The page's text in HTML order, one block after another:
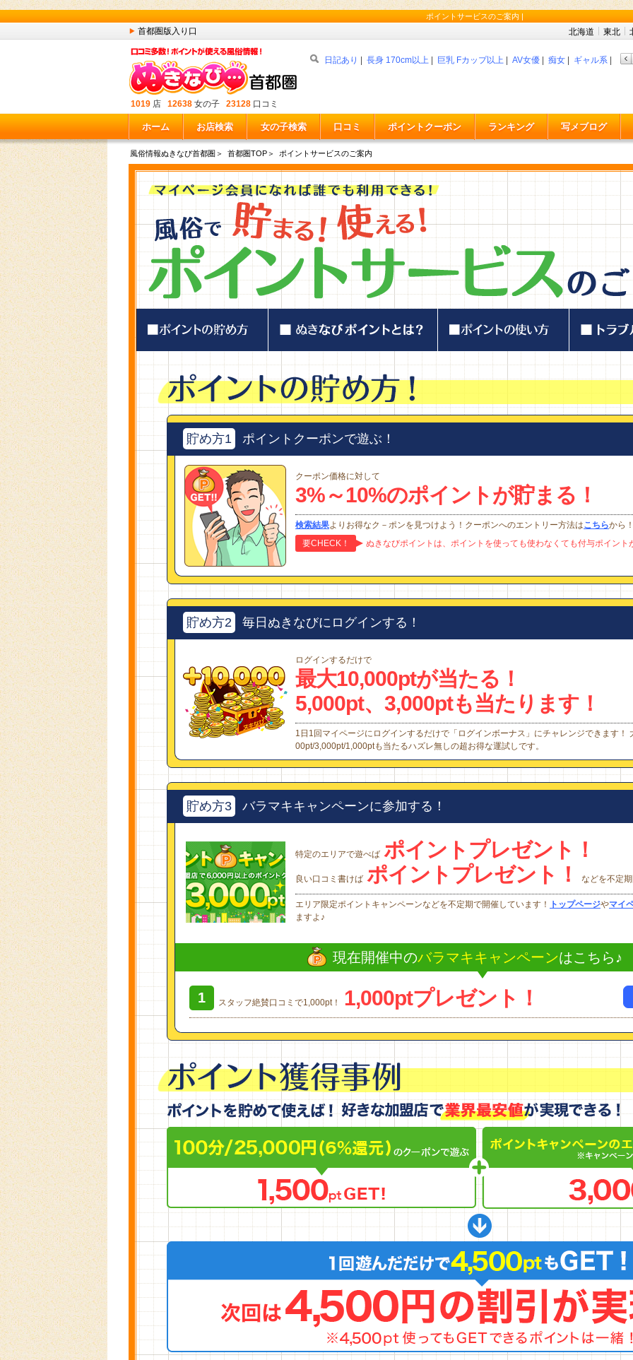
ポイントサービスのご案内 |
首都圏版入り口 北海道 東北
1019 店 12638 女の子 23128 口コミ
日記あり | 長身 170cm以上 | 巨乳 Fカップ以上 | AV女優 | 痴女 | ギャル系 | 妹
ホーム お店検索 女の子検索 口コミ ポイントクーポン ランキング 写メブログ
風俗情報ぬきなび首都圏 ＞ 首都圏TOP＞ ポイントサービスのご案内
貯め方1 ポイントクーポンで遊ぶ！
クーポン価格に対して
3%～10%のポイントが貯まる！
検索結果よりお得なク－ポンを見つけよう！クーポンへのエントリー方法はこちらから
要CHECK！
ぬきなびポイントは、ポイントを使っても使わなくても付与ポイン
貯め方2 毎日ぬきなびにログインする！
ログインするだけで
最大10,000ptが当たる！
5,000pt、3,000ptも当たります！
1日1回マイページにログインするだけで「ログインボーナス」にチャレンジできます！
00pt/3,000pt/1,000ptも当たるハズレ無しの超お得な運試しです。
貯め方3 バラマキキャンペーンに参加する！
特定のエリアで遊べば ポイントプレゼント！
良い口コミ書けば ポイントプレゼント！ などを不定
エリア限定ポイントキャンペーンなどを不定期で開催しています！ トップページやマイ
ますよ♪
現在開催中のバラマキキャンペーンはこちら♪
スタッフ絶賛口コミで1,000pt！ 1,000ptプレゼント！